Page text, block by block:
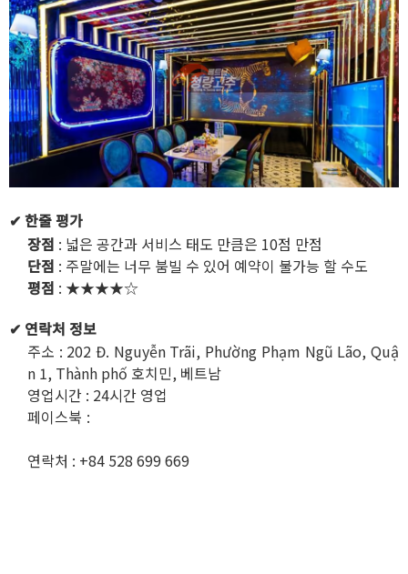
✔ 한줄 평가
장점 : 넓은 공간과 서비스 태도 만큼은 10점 만점
단점 : 주말에는 너무 붐빌 수 있어 예약이 불가능 할 수도
평점 : ★★★★☆
✔ 연락처 정보
주소 : 202 Đ. Nguyễn Trãi, Phường Phạm Ngũ Lão, Quậ
n 1, Thành phố 호치민, 베트남
영업시간 : 24시간 영업
페이스북 :
연락처 : +84 528 699 669